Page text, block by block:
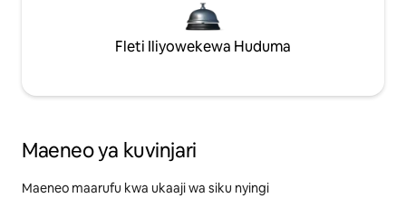
Fleti Iliyowekewa Huduma
Maeneo ya kuvinjari
Maeneo maarufu kwa ukaaji wa siku nyingi